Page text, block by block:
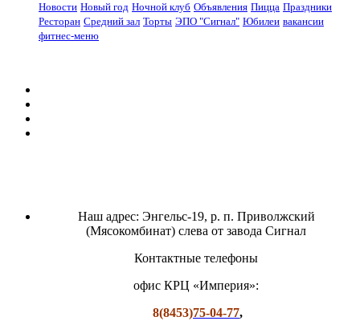
Новости Новый год Ночной клуб Объявления Пицца Праздники
Ресторан Средний зал Торты ЭПО "Сигнал" Юбилеи вакансии
фитнес-меню
Наш адрес: Энгельс-19, р. п. Приволжский
(Мясокомбинат) слева от завода Сигнал
Контактные телефоны
офис КРЦ «Империя»:
8(8453)75-04-77,